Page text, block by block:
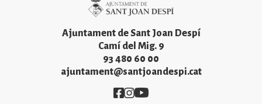
Ajuntament de Sant Joan Despí
Camí del Mig. 9
93 480 60 00
ajuntament@santjoandespi.cat
Imatge
Imatge
Imatge